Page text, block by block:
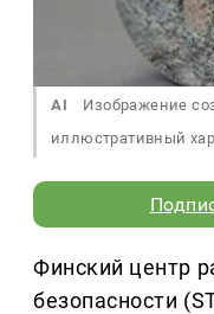
AI
Изображение
иллюстративный
Финский центр
безопасности